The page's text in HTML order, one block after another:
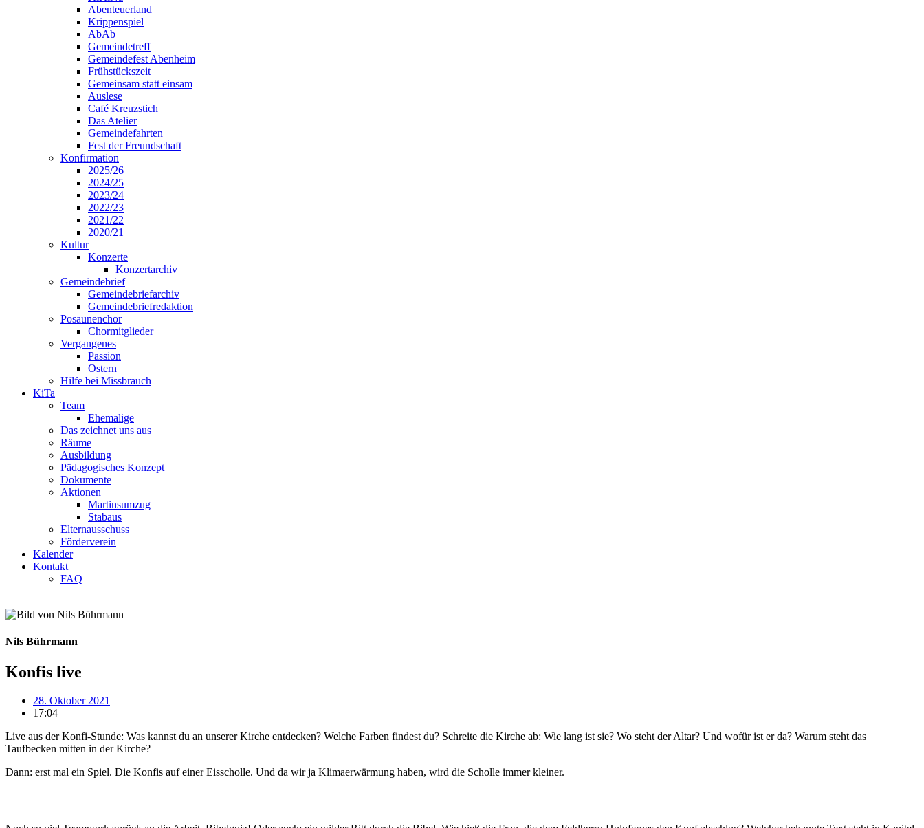
Abenteuerland
Krippenspiel
AbAb
Gemeindetreff
Gemeindefest Abenheim
Frühstückszeit
Gemeinsam statt einsam
Auslese
Café Kreuzstich
Das Atelier
Gemeindefahrten
Fest der Freundschaft
Konfirmation
2025/26
2024/25
2023/24
2022/23
2021/22
2020/21
Kultur
Konzerte
Konzertarchiv
Gemeindebrief
Gemeindebriefarchiv
Gemeindebriefredaktion
Posaunenchor
Chormitglieder
Vergangenes
Passion
Ostern
Hilfe bei Missbrauch
KiTa
Team
Ehemalige
Das zeichnet uns aus
Räume
Ausbildung
Pädagogisches Konzept
Dokumente
Aktionen
Martinsumzug
Stabaus
Elternausschuss
Förderverein
Kalender
Kontakt
FAQ
Nils Bührmann
Konfis live
28. Oktober 2021
17:04
Live aus der Konfi-Stunde: Was kannst du an unserer Kirche entdecken? Welche Farben findest du? Schreite die Kirche ab: Wie lang ist sie? Wo steht der Altar? Und wofür ist er da? Warum steht das
Taufbecken mitten in der Kirche?
Dann: erst mal ein Spiel. Die Konfis auf einer Eisscholle. Und da wir ja Klimaerwärmung haben, wird die Scholle immer kleiner.